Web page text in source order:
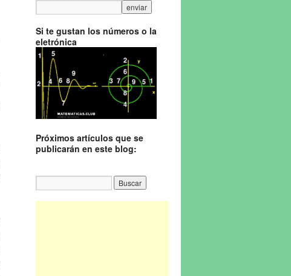
Si te gustan los números o la
eletrónica
Próximos artículos que se
publicarán en este blog: